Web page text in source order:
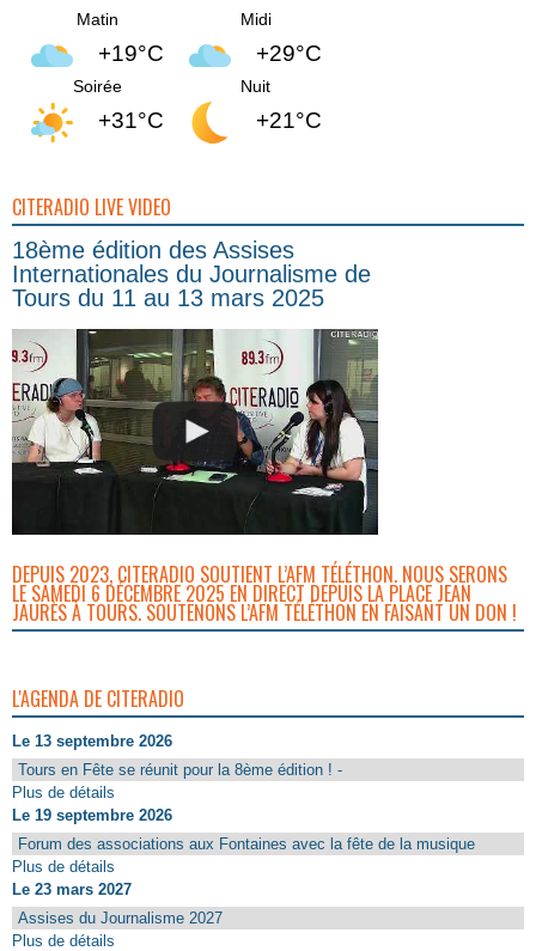
Matin
+19°C
Midi
+29°C
Soirée
+31°C
Nuit
+21°C
CITERADIO LIVE VIDEO
18ème édition des Assises
Internationales du Journalisme de
Tours du 11 au 13 mars 2025
DEPUIS 2023, CITERADIO SOUTIENT L’AFM TÉLÉTHON. NOUS SERONS
LE SAMEDI 6 DÉCEMBRE 2025 EN DIRECT DEPUIS LA PLACE JEAN
JAURÈS À TOURS. SOUTENONS L’AFM TÉLÉTHON EN FAISANT UN DON !
L'AGENDA DE CITERADIO
Le 13 septembre 2026
Tours en Fête se réunit pour la 8ème édition ! -
Plus de détails
Le 19 septembre 2026
Forum des associations aux Fontaines avec la fête de la musique
Plus de détails
Le 23 mars 2027
Assises du Journalisme 2027
Plus de détails